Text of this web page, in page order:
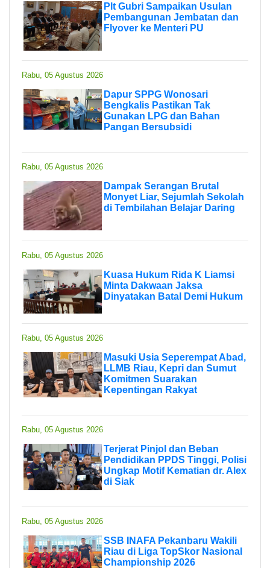
Plt Gubri Sampaikan Usulan
Pembangunan Jembatan dan
Flyover ke Menteri PU
Rabu, 05 Agustus 2026
Dapur SPPG Wonosari
Bengkalis Pastikan Tak
Gunakan LPG dan Bahan
Pangan Bersubsidi
Rabu, 05 Agustus 2026
Dampak Serangan Brutal
Monyet Liar, Sejumlah Sekolah
di Tembilahan Belajar Daring
Rabu, 05 Agustus 2026
Kuasa Hukum Rida K Liamsi
Minta Dakwaan Jaksa
Dinyatakan Batal Demi Hukum
Rabu, 05 Agustus 2026
Masuki Usia Seperempat Abad,
LLMB Riau, Kepri dan Sumut
Komitmen Suarakan
Kepentingan Rakyat
Rabu, 05 Agustus 2026
Terjerat Pinjol dan Beban
Pendidikan PPDS Tinggi, Polisi
Ungkap Motif Kematian dr. Alex
di Siak
Rabu, 05 Agustus 2026
SSB INAFA Pekanbaru Wakili
Riau di Liga TopSkor Nasional
Championship 2026